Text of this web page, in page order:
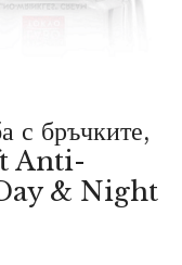
с бръчките,
Anti-
& Night